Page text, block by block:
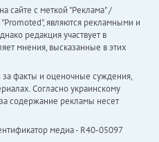
сайте с меткой "Реклама" /
являются рекламными и
редакция участвует в
мнения, высказанные в этих
за факты и оценочные суждения,
Согласно украинскому
за содержание рекламы несет
медиа - R40-05097